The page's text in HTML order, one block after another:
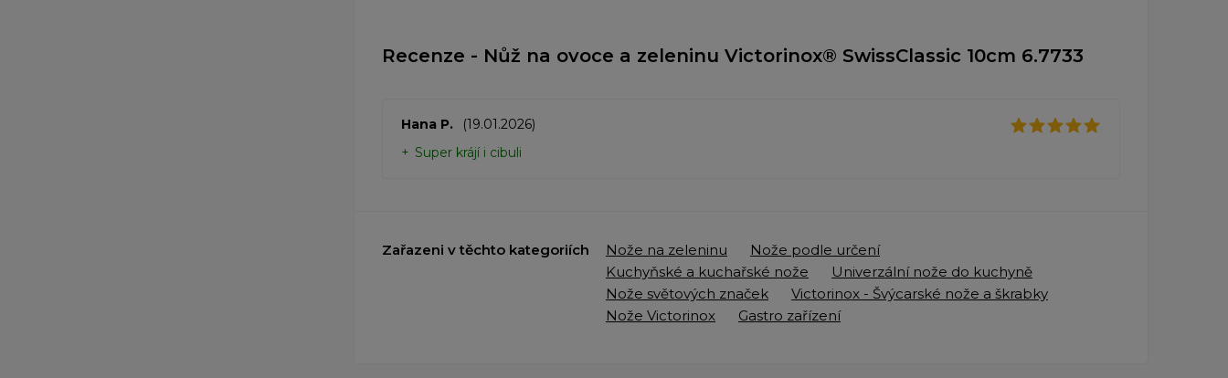
Recenze - Nůž na ovoce a zeleninu Victorinox® SwissClassic 10cm 6.7733
Hana P.
(19.01.2026)
Super krájí i cibuli
Zařazeni v těchto kategoriích Nože na zeleninu
Nože podle určení
Kuchyňské a kuchařské nože
Univerzální nože do kuchyně
Nože světových značek
Victorinox - Švýcarské nože a škrabky
Nože Victorinox
Gastro zařízení